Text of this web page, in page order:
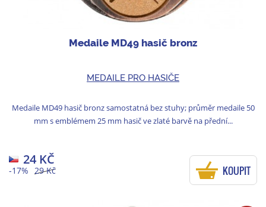
Medaile MD49 hasič bronz
MEDAILE PRO HASIČE
Medaile MD49 hasič bronz samostatná bez stuhy; průměr medaile 50
mm s emblémem 25 mm hasič ve zlaté barvě na přední...
29 Kč
-17%
24 KČ
KOUPIT